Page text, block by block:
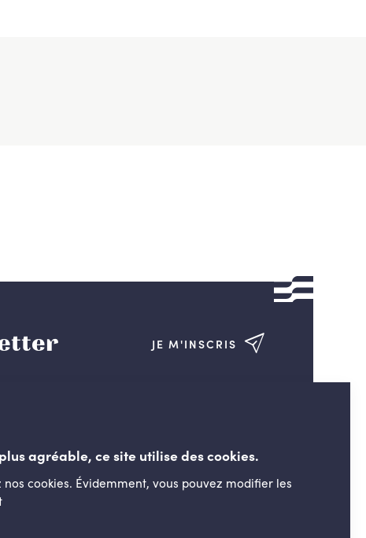
JE M'INSCRIS
agréable, ce site utilise des cookies.
cookies. Évidemment, vous pouvez modifier les